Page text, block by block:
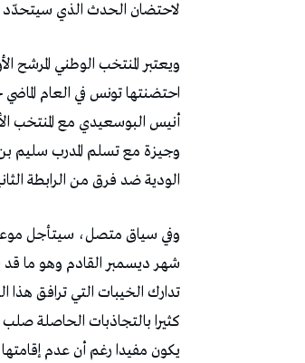
لاحتضان الحدث الذي سيتحدّد
ويعتبر المنتخب الوطني المرشح
احتضنتها تونس في العام
أنيس البوسعيدي مع المنتخب
وجيزة مع تسلم المدرب سليم
الودية ضد فرق من الرابطة
شهر ديسمبر القادم وهو ما قد
كثيرا بالتجاذبات الحاصلة